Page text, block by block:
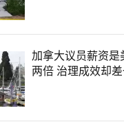
加拿大议员薪资是
两倍 治理成效却